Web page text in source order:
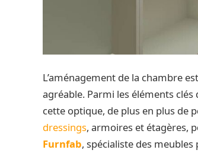
L’aménagement de la chambre
agréable. Parmi les éléments
cette optique, de plus en plus de
dressings, armoires et étagères,
Furnfab, spécialiste des